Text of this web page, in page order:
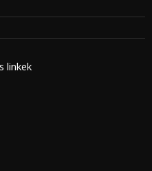
linkek